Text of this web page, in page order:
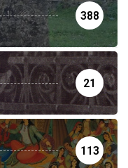
388
21
113